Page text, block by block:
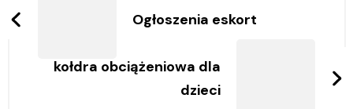
wpisy
Ogłoszenia eskort
kołdra obciążeniowa dla
dzieci